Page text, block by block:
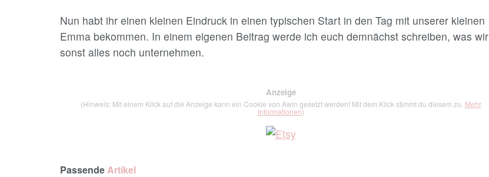
Nun habt ihr einen kleinen Eindruck in einen typischen Start in den Tag mit unserer kleinen
Emma bekommen. In einem eigenen Beitrag werde ich euch demnächst schreiben, was wir
sonst alles noch unternehmen.
Anzeige
(Hinweis: Mit einem Klick auf die Anzeige kann ein Cookie von Awin gesetzt werden! Mit dem Klick stimmt du diesem zu. Mehr
Informationen)
Passende Artikel